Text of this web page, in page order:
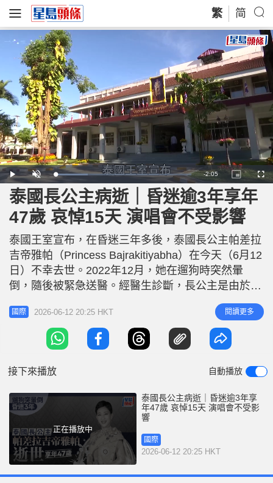
繁 简
P
l
a
y
U
n
m
u
t
e
L
o
a
d
e
d
:
2
4
0
9
R
e
m
n
i
e
-2:05
P
i
c
t
u
r
e
-
i
-
P
c
u
r
F
u
泰國長公主病逝｜昏迷逾3年享年
47歲 哀悼15天 演唱會不受影響
泰國王室宣布，在昏迷三年多後，泰國長公主帕差拉
吉帝雅帕（Princess Bajrakitiyabha）在今天（6月12
日）不幸去世。2022年12月，她在遛狗時突然暈
倒，隨後被緊急送醫。經醫生診斷，長公主是由於感
染心臟支原體，進而引發嚴重的急性心律不整。 當
局宣布全國哀悼15天，但演唱會、體育賽事將照常舉
辦，觀眾只需起立默哀表敬意。 相關新聞：泰國長
公主病逝 | 王位繼承再添變數 幼子1隱憂難繼
國際 2026-06-12 20:25 HKT 閱讀更多
接下來播放 自動播放
正在播放中
泰國長公主病逝｜昏迷逾3年享
年47歲 哀悼15天 演唱會不受影
響
國際
2026-06-12 20:25 HKT